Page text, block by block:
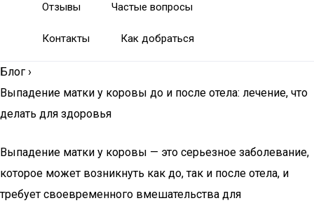
Отзывы Частые вопросы
Контакты Как добраться
Блог ›
Выпадение матки у коровы до и после отела: лечение, что
делать для здоровья
Выпадение матки у коровы — это серьезное заболевание,
которое может возникнуть как до, так и после отела, и
требует своевременного вмешательства для